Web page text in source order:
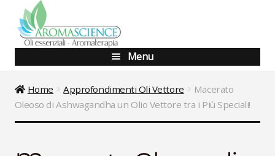
Vai
alla
navigazione
Vai
al
contenuto
Menu
Home Approfondimenti Oli Vettore
Macerato
Oleoso di Ashwagandha un Olio Vettore tra i Più Speciali!